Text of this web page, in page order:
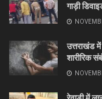
गाड़ी
उत्तराखंड
शारीरिक